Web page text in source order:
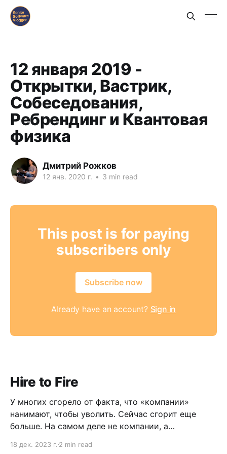
12 января 2019 -
Открытки, Вастрик,
Собеседования,
Ребрендинг и Квантовая
физика
Дмитрий Рожков
12 янв. 2020 г. • 3 min read
This post is for paying
subscribers only
Subscribe now
Already have an account? Sign in
Hire to Fire
У многих сгорело от факта, что «компании»
нанимают, чтобы уволить. Сейчас сгорит еще
больше. На самом деле не компании, а
18 дек. 2023 г. 2 min read